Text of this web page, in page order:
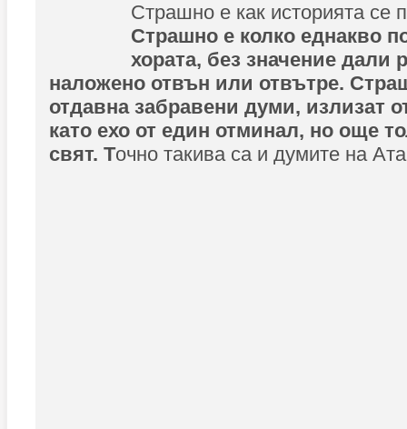
Страшно е как историята се
Страшно е колко еднакво
хората, без значение дали
наложено отвън или отвътре.
отдавна забравени думи, излизат
като ехо от един отминал, но още
свят. Точно такива са и думите на